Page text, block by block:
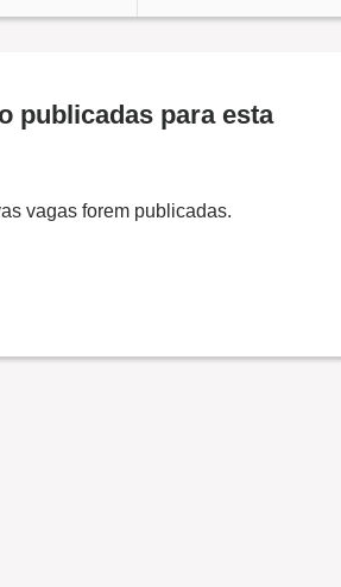
publicadas para esta
vagas forem publicadas.